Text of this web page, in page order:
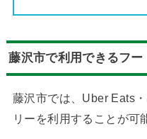
藤沢市で利用できるフ
藤沢市では、Uber Eats
リーを利用することが可